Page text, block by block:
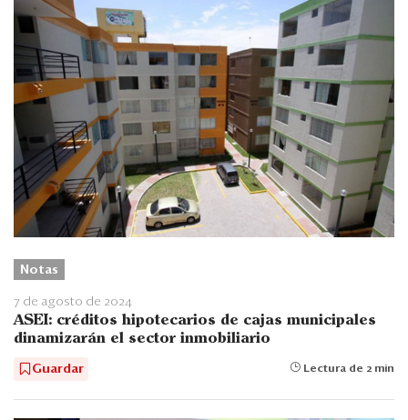
Notas
7 de agosto de 2024
ASEI: créditos hipotecarios de cajas municipales
dinamizarán el sector inmobiliario
Guardar Lectura de 2 min